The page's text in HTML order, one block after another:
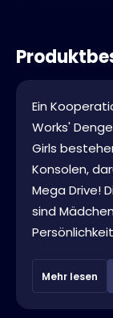
Ein
Works'
Girls
Konsolen,
Mega Drive!
sind
Mehr lesen